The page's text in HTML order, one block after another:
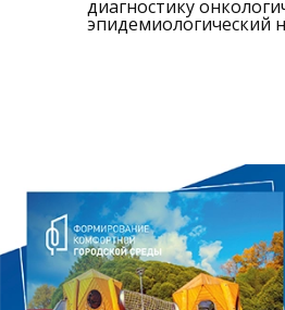
диагностику
эпидемиологический